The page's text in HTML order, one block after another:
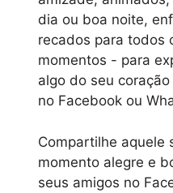
dia ou boa noite,
recados para todos
momentos - para
algo do seu
no Facebook ou
Compartilhe aquele
momento alegre e
seus amigos no